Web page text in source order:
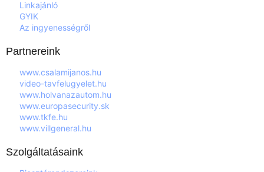
Linkajánló
GYIK
Az ingyenességről
Partnereink
www.csalamijanos.hu
video-tavfelugyelet.hu
www.holvanazautom.hu
www.europasecurity.sk
www.tkfe.hu
www.villgeneral.hu
Szolgáltatásaink